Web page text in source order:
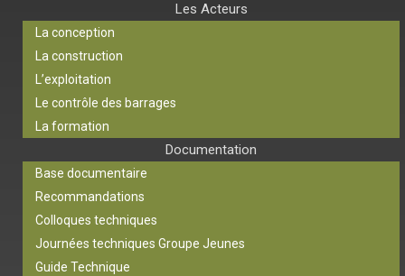
Les Acteurs
La conception
La construction
L’exploitation
Le contrôle des barrages
La formation
Documentation
Base documentaire
Recommandations
Colloques techniques
Journées techniques Groupe Jeunes
Guide Technique